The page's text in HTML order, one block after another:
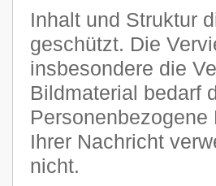
Inhalt und Struktur
geschützt. Die
insbesondere die
Bildmaterial bedarf
Ihrer Nachricht
nicht.